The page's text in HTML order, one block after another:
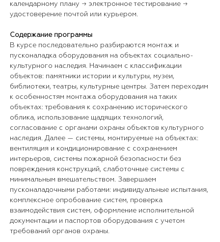
календарному плану → электронное тестирование →
удостоверение почтой или курьером.
Содержание программы
В курсе последовательно разбираются монтаж и
пусконаладка оборудования на объектах социально-
культурного наследия. Начинаем с классификации
объектов: памятники истории и культуры, музеи,
библиотеки, театры, культурные центры. Затем переходим
к особенностям монтажа оборудования на таких
объектах: требования к сохранению исторического
облика, использование щадящих технологий,
согласование с органами охраны объектов культурного
наследия. Далее — системы, монтируемые на объектах:
вентиляция и кондиционирование с сохранением
интерьеров, системы пожарной безопасности без
повреждения конструкций, слаботочные системы с
минимальным вмешательством. Завершаем
пусконаладочными работами: индивидуальные испытания,
комплексное опробование систем, проверка
взаимодействия систем, оформление исполнительной
документации и паспортов оборудования с учетом
требований органов охраны.